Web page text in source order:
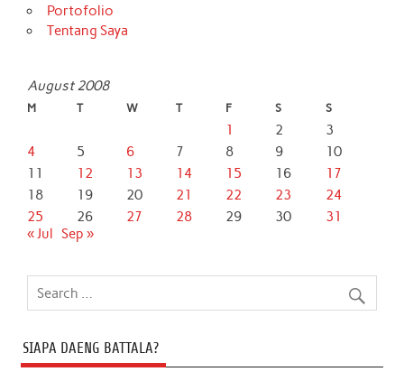
Portofolio
Tentang Saya
August 2008
M T W T F S S
1 2
3
4
5 6 7 8 9
10
11
12 13 14 15 16
17
18
19 20 21 22 23
24
25
26 27 28 29 30
31
« Jul
Sep »
SIAPA DAENG BATTALA?